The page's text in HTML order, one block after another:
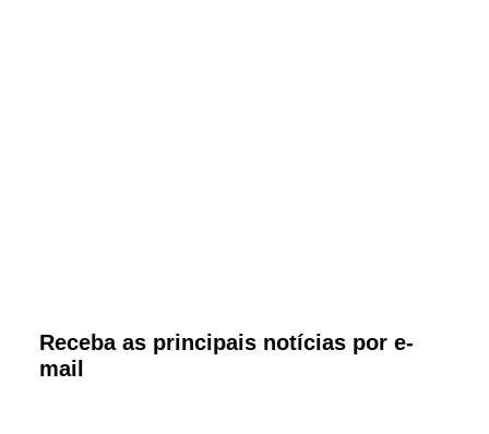
Receba as principais notícias por e-
mail